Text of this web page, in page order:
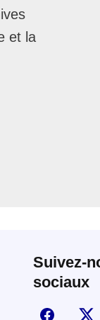
et la
Suivez-
sociaux